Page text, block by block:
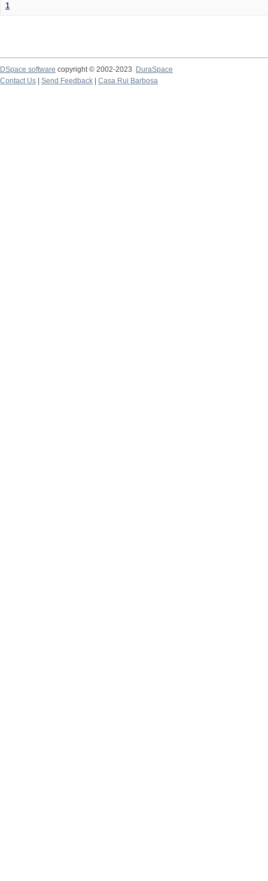
1
DSpace software copyright © 2002-2023
DuraSpace
Contact Us
Send Feedback Casa Rui Barbosa